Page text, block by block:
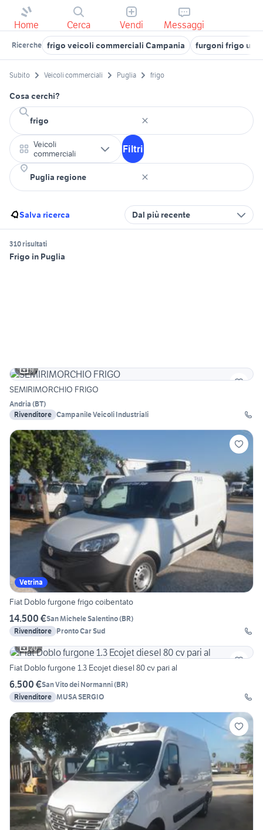
Home Cerca Vendi Messaggi
Ricerche frigo veicoli commerciali Campania furgoni frigo
Subito Veicoli commerciali Puglia frigo
Cosa cerchi?
Veicoli
commerciali
Filtri
Salva ricerca Dal più recente
310 risultati
Frigo in Puglia
9
SEMIRIMORCHIO FRIGO
Andria (BT)
Rivenditore Campanile Veicoli Industriali
Vetrina
Fiat Doblo furgone frigo coibentato
14.500 €San Michele Salentino(BR)
Rivenditore Pronto Car Sud
20
Fiat Doblo furgone 1.3 Ecojet diesel 80 cv pari al
6.500 €San Vito dei Normanni(BR)
Rivenditore MUSA SERGIO